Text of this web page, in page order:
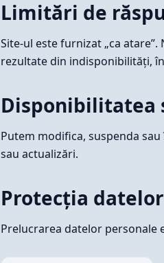
Limitări de
Site-ul este furnizat „ca
rezultate din indisponibilități,
Disponibilitatea
Putem modifica, suspenda
sau actualizări.
Protecția datelor
Prelucrarea datelor personale